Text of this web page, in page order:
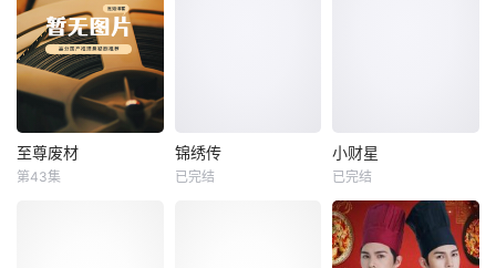
至尊废材
至尊废材
第43集
锦绣传
锦绣传
已完结
小财星
小财星
已完结